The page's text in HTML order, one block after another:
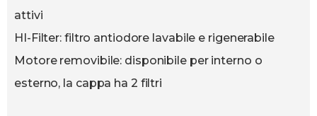
attivi
HI-Filter: filtro antiodore lavabile e rigenerabile
Motore removibile: disponibile per interno o
esterno, la cappa ha 2 filtri